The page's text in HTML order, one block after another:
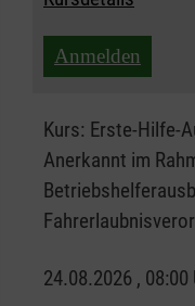
Anmelden
Kurs: Erste-Hilfe-
Anerkannt im
24.08.2026 , 08:00